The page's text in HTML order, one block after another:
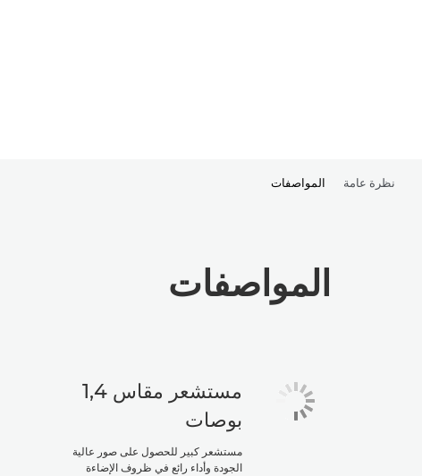
نظرة عامة المواصفات
المواصفات
مستشعر مقاس 1,4
بوصات
مستشعر كبير للحصول على صور عالية
الجودة وأداء رائع في ظروف الإضاءة